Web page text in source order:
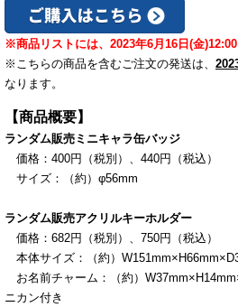
※商品リストには、2023年6月16日(金
※こちらの商品を含むご注文の発送は、
なります。
【商品概要】
ランダム販売ミニキャラ缶バッジ
価格：400円（税別）、440円（税込）
サイズ：（約）φ56mm
ランダム販売アクリルキーホルダー
価格：682円（税別）、750円（税込）
本体サイズ：（約）
お名前チャーム：（約）
ニカン付き